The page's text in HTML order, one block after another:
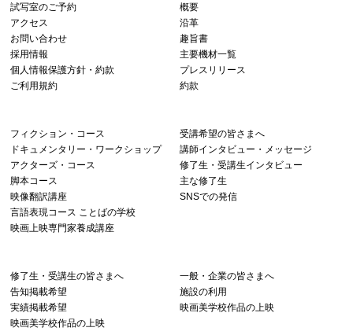
試写室のご予約
アクセス
お問い合わせ
採用情報
個人情報保護方針・約款
ご利用規約
概要
沿革
趣旨書
主要機材一覧
プレスリリース
約款
フィクション・コース
ドキュメンタリー・ワークショップ
アクターズ・コース
脚本コース
映像翻訳講座
言語表現コース ことばの学校
映画上映専門家養成講座
受講希望の皆さまへ
講師インタビュー・メッセージ
修了生・受講生インタビュー
主な修了生
SNSでの発信
修了生・受講生の皆さまへ
告知掲載希望
実績掲載希望
映画美学校作品の上映
一般・企業の皆さまへ
施設の利用
映画美学校作品の上映